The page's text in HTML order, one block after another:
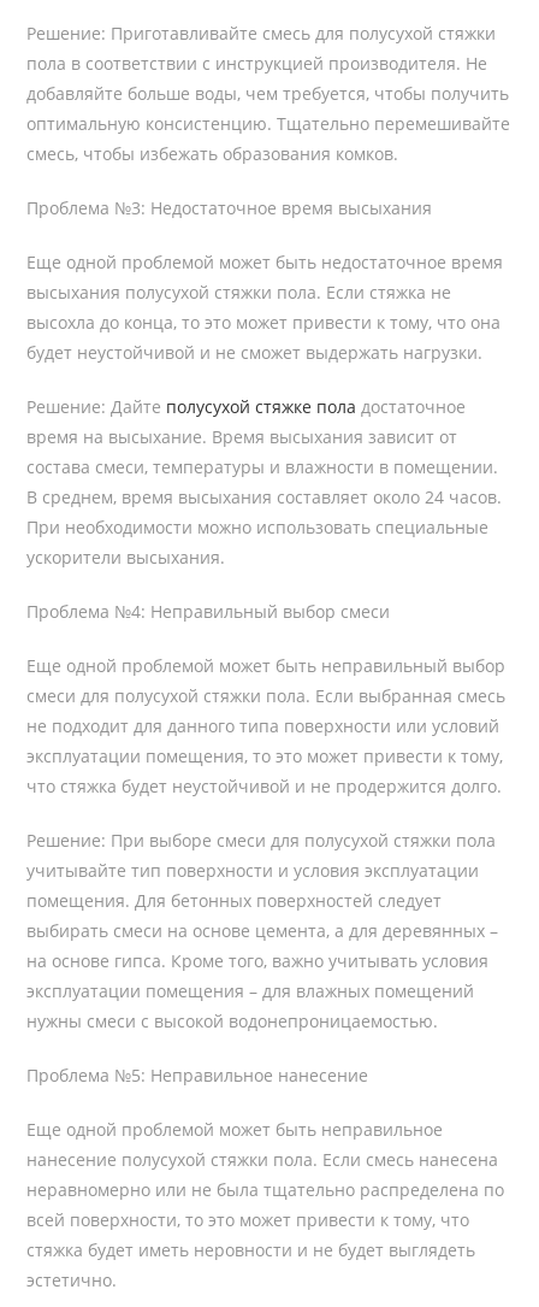
Решение: Приготавливайте смесь для полусухой стяжки
пола в соответствии с инструкцией производителя. Не
добавляйте больше воды, чем требуется, чтобы получить
оптимальную консистенцию. Тщательно перемешивайте
смесь, чтобы избежать образования комков.
Проблема №3: Недостаточное время высыхания
Еще одной проблемой может быть недостаточное время
высыхания полусухой стяжки пола. Если стяжка не
высохла до конца, то это может привести к тому, что она
будет неустойчивой и не сможет выдержать нагрузки.
Решение: Дайте полусухой стяжке пола достаточное
время на высыхание. Время высыхания зависит от
состава смеси, температуры и влажности в помещении.
В среднем, время высыхания составляет около 24 часов.
При необходимости можно использовать специальные
ускорители высыхания.
Проблема №4: Неправильный выбор смеси
Еще одной проблемой может быть неправильный выбор
смеси для полусухой стяжки пола. Если выбранная смесь
не подходит для данного типа поверхности или условий
эксплуатации помещения, то это может привести к тому,
что стяжка будет неустойчивой и не продержится долго.
Решение: При выборе смеси для полусухой стяжки пола
учитывайте тип поверхности и условия эксплуатации
помещения. Для бетонных поверхностей следует
выбирать смеси на основе цемента, а для деревянных –
на основе гипса. Кроме того, важно учитывать условия
эксплуатации помещения – для влажных помещений
нужны смеси с высокой водонепроницаемостью.
Проблема №5: Неправильное нанесение
Еще одной проблемой может быть неправильное
нанесение полусухой стяжки пола. Если смесь нанесена
неравномерно или не была тщательно распределена по
всей поверхности, то это может привести к тому, что
стяжка будет иметь неровности и не будет выглядеть
эстетично.